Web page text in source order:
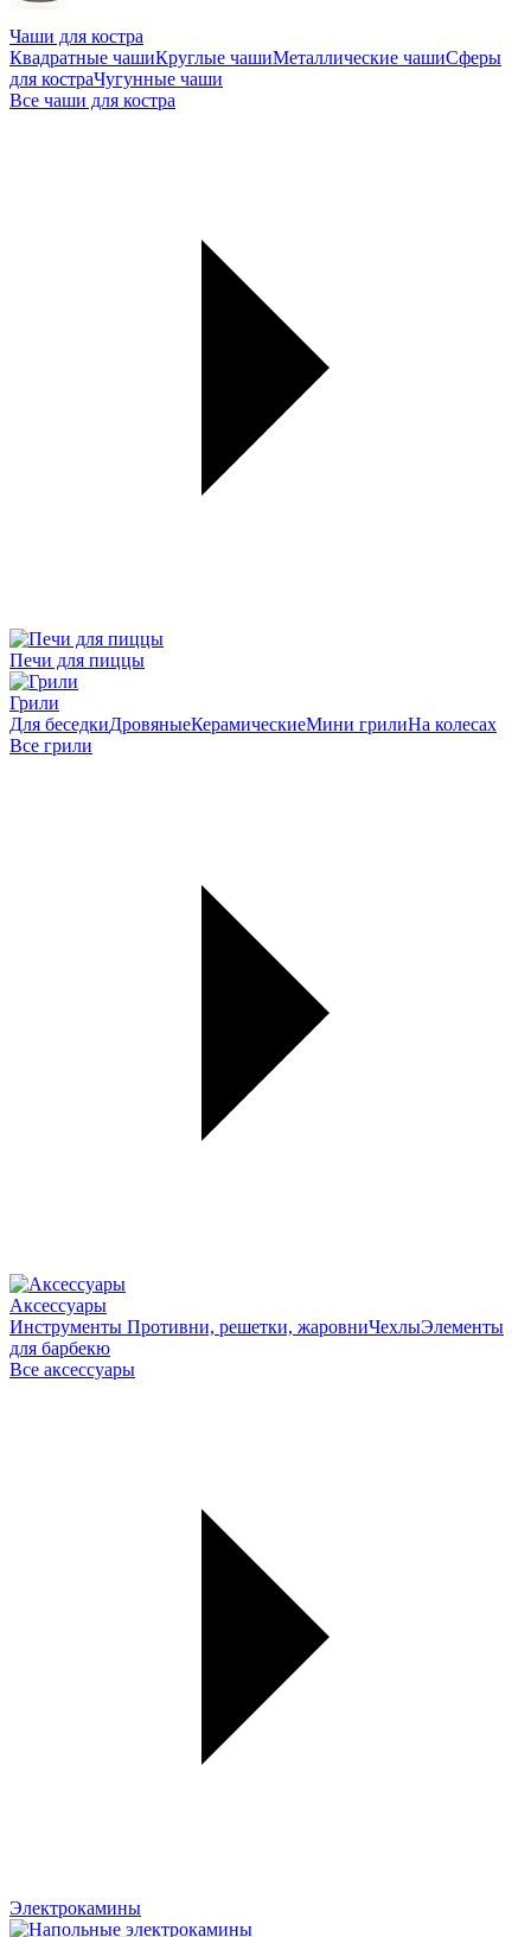
Чаши для костра
Квадратные чашиКруглые чашиМеталлические чашиСферы
для костраЧугунные чаши
Все чаши для костра
Печи для пиццы
Грили
Для беседкиДровяныеКерамическиеМини грилиНа колесах
Все грили
Аксессуары
Инструменты Противни, решетки, жаровниЧехлыЭлементы
для барбекю
Все аксессуары
Электрокамины